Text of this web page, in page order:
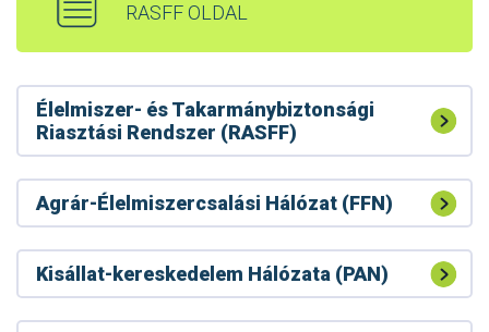
RASFF OLDAL
Élelmiszer- és Takarmánybiztonsági
Riasztási Rendszer (RASFF)
Agrár-Élelmiszercsalási Hálózat (FFN)
Kisállat-kereskedelem Hálózata (PAN)